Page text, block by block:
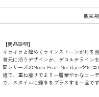
販売
【商品説明】
キラキラと煌めくラインストーンが月を
首元に沿うデザインが、デコルテライン
同シリーズのMoon Pearl Necklaceや1st
適で、重ね着けでより一層華やかなコー
で、スタイルに輝きをプラスする一品です